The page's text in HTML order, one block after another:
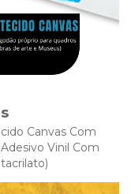
Canvas Com
Vinil Com